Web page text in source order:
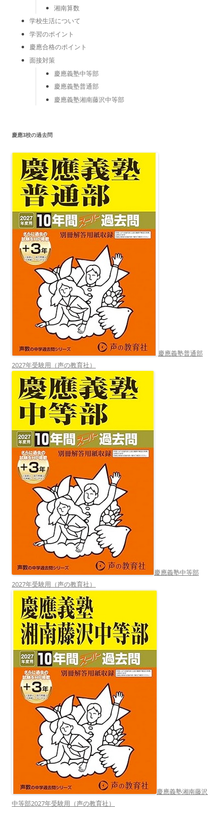
湘南算数
学校生活について
学習のポイント
慶應合格のポイント
面接対策
慶應義塾中等部
慶應義塾普通部
慶應義塾湘南藤沢中等部
慶應3校の過去問
慶應義塾普通部
2027年受験用（声の教育社）
慶應義塾中等部
2027年受験用（声の教育社）
慶應義塾湘南藤沢
中等部2027年受験用（声の教育社）